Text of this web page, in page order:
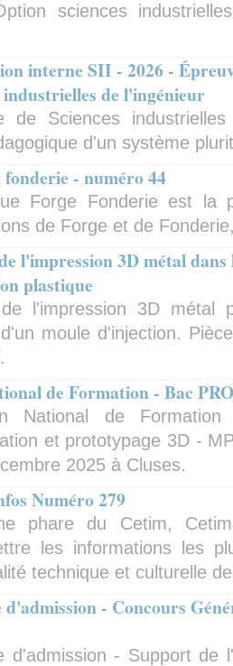
sciences
interne SII - 2026 -
industrielles de l'ingénieur
de Sciences
d'un système
fonderie - numéro 44
Forge Fonderie est la
de Forge et de
l'impression 3D métal dans
plastique
l'impression 3D métal
moule d'injection.
de Formation - Bac
National de
et prototypage 3D -
2025 à Cluses.
Numéro 279
phare du Cetim,
les informations les
technique et culturelle
d'admission - Concours
d'admission - Support de